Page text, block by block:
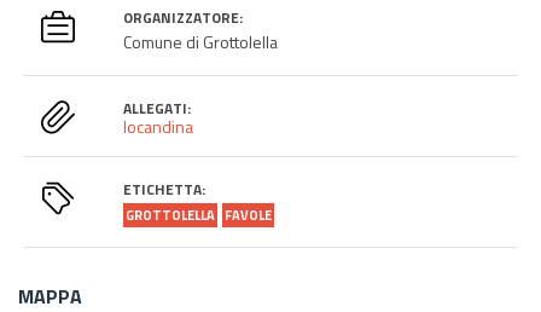
ORGANIZZATORE:
Comune di Grottolella
ALLEGATI:
locandina
ETICHETTA:
GROTTOLELLA FAVOLE
MAPPA